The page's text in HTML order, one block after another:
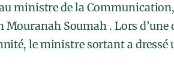
ministre de la
Mouranah Soumah . Lors
le ministre sortant a dressé